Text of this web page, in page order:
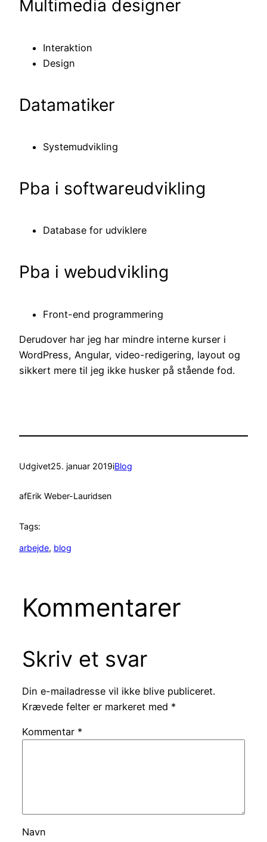
Multimedia designer
Interaktion
Design
Datamatiker
Systemudvikling
Pba i softwareudvikling
Database for udviklere
Pba i webudvikling
Front-end programmering
Derudover har jeg har mindre interne kurser i
WordPress, Angular, video-redigering, layout og
sikkert mere til jeg ikke husker på stående fod.
Udgivet25. januar 2019iBlog
afErik Weber-Lauridsen
Tags:
arbejde, blog
Kommentarer
Skriv et svar
Din e-mailadresse vil ikke blive publiceret.
Krævede felter er markeret med *
Kommentar *
Navn